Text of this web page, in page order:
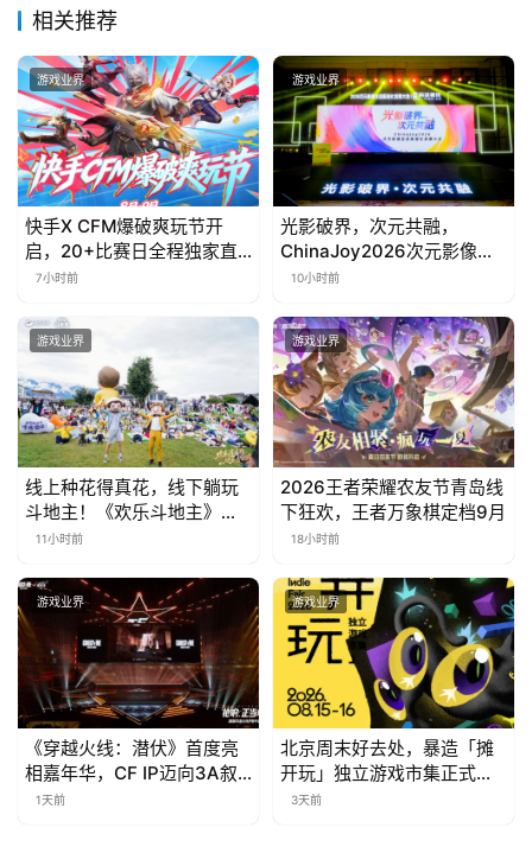
国
相关推荐
游戏业界
快手X CFM爆破爽玩节开
启，20+比赛日全程独家直
播
7小时前
游戏业界
光影破界，次元共融，
ChinaJoy2026次元影像生
态标准化发展大会盛大召开
10小时前
游戏业界
线上种花得真花，线下躺玩
斗地主！《欢乐斗地主》欢
乐中国行·云南站精彩盘点
11小时前
游戏业界
2026王者荣耀农友节青岛线
下狂欢，王者万象棋定档9月
18小时前
游戏业界
《穿越火线：潜伏》首度亮
相嘉年华，CF IP迈向3A叙
事新高度
1天前
游戏业界
北京周末好去处，暴造「摊
开玩」独立游戏市集正式开
票！
3天前